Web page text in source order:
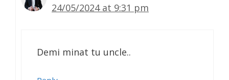
24/05/2024 at 9:31 pm
Demi minat tu uncle..